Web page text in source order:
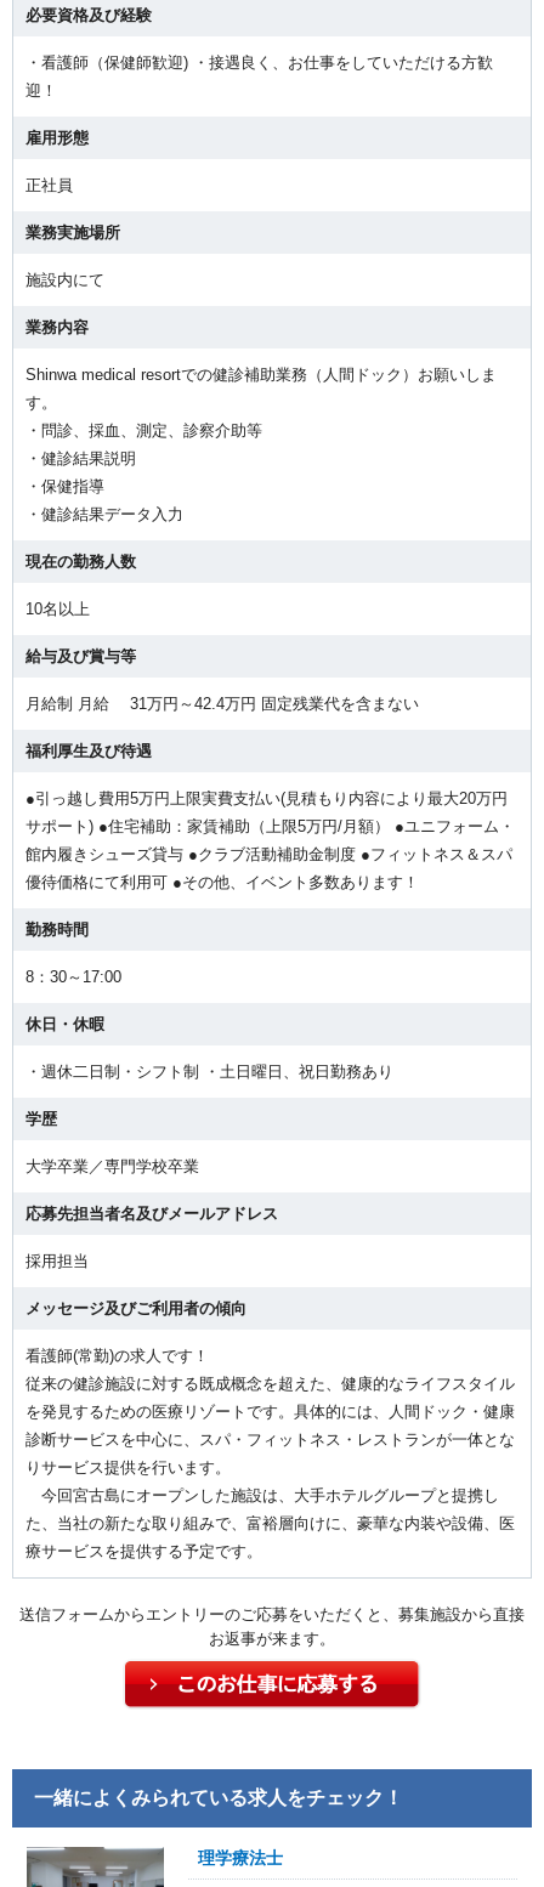
必要資格及び経験
・看護師（保健師歓迎) ・接遇良く、お仕事をしていただける方歓
迎！
雇用形態
正社員
業務実施場所
施設内にて
業務内容
Shinwa medical resortでの健診補助業務（人間ドック）お願いしま
す。
・問診、採血、測定、診察介助等
・健診結果説明
・保健指導
・健診結果データ入力
現在の勤務人数
10名以上
給与及び賞与等
月給制 月給 31万円～42.4万円 固定残業代を含まない
福利厚生及び待遇
●引っ越し費用5万円上限実費支払い(見積もり内容により最大20万円
サポート) ●住宅補助：家賃補助（上限5万円/月額） ●ユニフォーム・
館内履きシューズ貸与 ●クラブ活動補助金制度 ●フィットネス＆スパ
優待価格にて利用可 ●その他、イベント多数あります！
勤務時間
8：30～17:00
休日・休暇
・週休二日制・シフト制 ・土日曜日、祝日勤務あり
学歴
大学卒業／専門学校卒業
応募先担当者名及びメールアドレス
採用担当
メッセージ及びご利用者の傾向
看護師(常勤)の求人です！
従来の健診施設に対する既成概念を超えた、健康的なライフスタイル
を発見するための医療リゾートです。具体的には、人間ドック・健康
診断サービスを中心に、スパ・フィットネス・レストランが一体とな
りサービス提供を行います。
今回宮古島にオープンした施設は、大手ホテルグループと提携し
た、当社の新たな取り組みで、富裕層向けに、豪華な内装や設備、医
療サービスを提供する予定です。
送信フォームからエントリーのご応募をいただくと、募集施設から直接
お返事が来ます。
一緒によくみられている求人をチェック！
理学療法士